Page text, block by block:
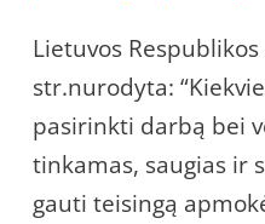
Lietuvos
str.nurodyta:
pasirinkti darbą bei
tinkamas, saugias ir
gauti teisingą